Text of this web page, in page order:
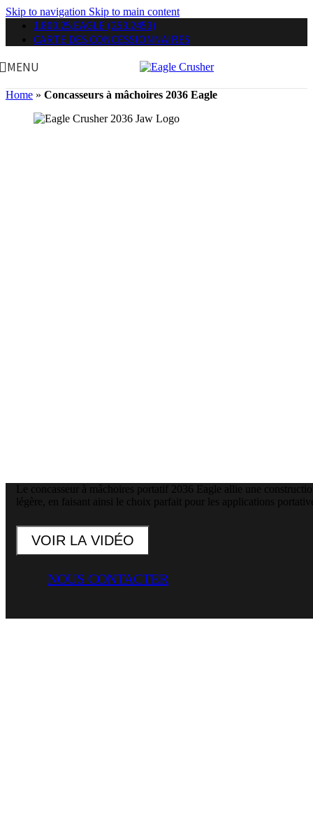
Skip to navigation Skip to main content
1.800.25.EAGLE (253.2453)
CARTE DES CONCESSIONNAIRES
MENU
Home » Concasseurs à mâchoires 2036 Eagle
Le concasseur à mâchoires portatif 2036 Eagle allie une
légère, en faisant ainsi le choix parfait pour les applications
VOIR LA VIDÉO
NOUS CONTACTER